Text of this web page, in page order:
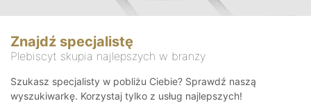
Znajdź specjalistę
Plebiscyt skupia najlepszych w branży
Szukasz specjalisty w pobliżu Ciebie? Sprawdź naszą
wyszukiwarkę. Korzystaj tylko z usług najlepszych!